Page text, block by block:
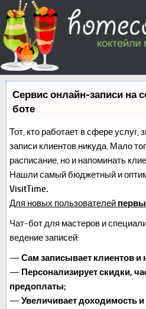
Сервис онлайн-записи на
боте
Тот, кто работает в сфере услуг,
записи клиентов никуда. Мало
расписание, но и напоминать
Нашли самый бюджетный и
VisitTime.
Для новых пользователей
Чат-бот для мастеров и
ведение записей:
— Сам записывает клиентов и
— Персонализирует скидки,
предоплаты;
— Увеличивает доходимость